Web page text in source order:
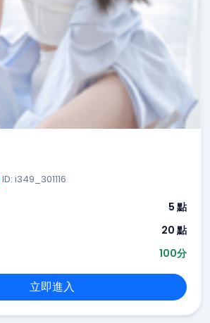
ID: i349_301116
5 點
20 點
100分
立即進入